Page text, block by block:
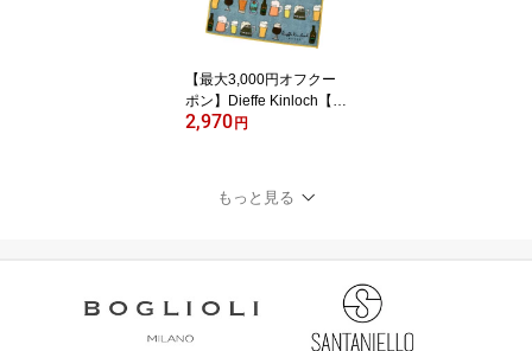
【最大3,000円オフクー
ポン】Dieffe Kinloch【デ
ィエッフェ・キンロッ
ックス イエロー
2,970 円
もっと見る